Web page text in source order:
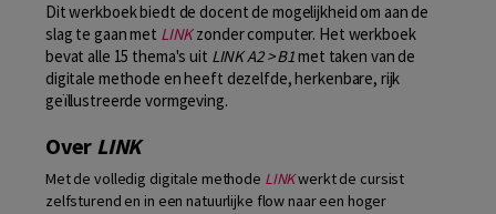
Dit werkboek biedt de docent de mogelijkheid om aan de
slag te gaan met LINKzonder computer. Het werkboek
bevat alle 15 thema's uit LINK A2 > B1met taken van de
digitale methode en heeft dezelfde, herkenbare, rijk
geïllustreerde vormgeving.
Over LINK
Met de volledig digitale methode LINKwerkt de cursist
zelfsturend en in een natuurlijke flow naar een hoger